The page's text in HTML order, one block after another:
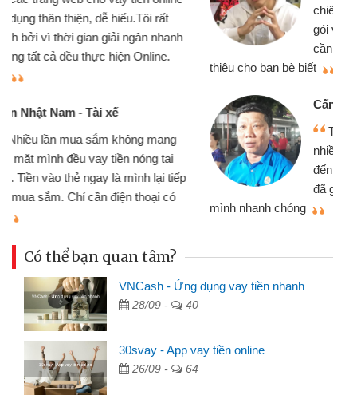
chiếc xe wave nhưng thật may đã có
gói vay tiền bằng CMND online không
cần gặp mặt nên rất tiện lợi, sẽ giới
thiệu cho bạn bè biết
Cấn Văn Lực - Tạp hóa
Tôi kinh doanh buôn bán nhỏ lẻ
nhiều lúc cần vốn nhập hàng, nhờ biết
đến website qua bạn bè giới thiệu tôi
đã giải quyết được công việc của
Có thể bạn quan tâm?
VNCash - Ứng dụng vay tiền nhanh
28/09 - 40
30svay - App vay tiền online
26/09 - 64